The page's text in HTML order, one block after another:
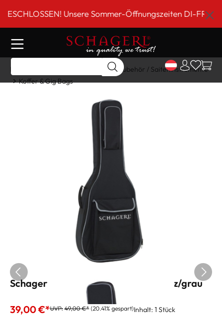
springenUnsere Sommer-Öffnungszeiten DI-FR 9 bis
Home Gitarre/Strings
Zubehör / Saiteninstrumente
Koffer & Gig Bags
Schagerl Gitarrentasche 3/4 schwarz/grau
39,00 €*UVP: 49,00 €* (20.41% gespart)Inhalt: 1 Stück